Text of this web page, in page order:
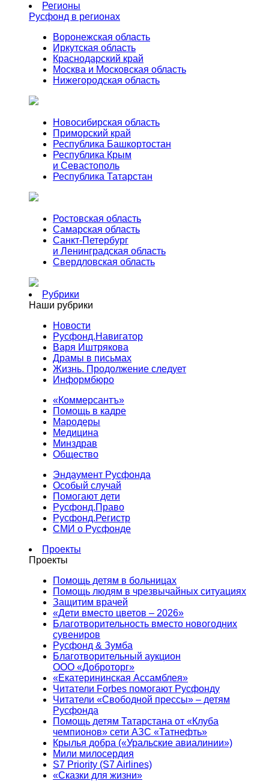
Регионы
Русфонд в регионах
Воронежская область
Иркутская область
Краснодарский край
Москва и Московская область
Нижегородская область
Новосибирская область
Приморский край
Республика Башкортостан
Республика Крым
и Севастополь
Республика Татарстан
Ростовская область
Самарская область
Санкт-Петербург
и Ленинградская область
Свердловская область
Рубрики
Наши рубрики
Новости
Русфонд.Навигатор
Варя Иштрякова
Драмы в письмах
Жизнь. Продолжение следует
Информбюро
«Коммерсантъ»
Помощь в кадре
Мародеры
Медицина
Минздрав
Общество
Эндаумент Русфонда
Особый случай
Помогают дети
Русфонд.Право
Русфонд.Регистр
СМИ о Русфонде
Проекты
Проекты
Помощь детям в больницах
Помощь людям в чрезвычайных ситуациях
Защитим врачей
«Дети вместо цветов – 2026»
Благотворительность вместо новогодних
сувениров
Русфонд & Зумба
Благотворительный аукцион
ООО «Доброторг»
«Екатерининская Ассамблея»
Читатели Forbes помогают Русфонду
Читатели «Свободной прессы» – детям
Русфонда
Помощь детям Татарстана от «Клуба
чемпионов» сети АЗС «Татнефть»
Крылья добра («Уральские авиалинии»)
Мили милосердия
S7 Priority (S7 Airlines)
«Сказки для жизни»